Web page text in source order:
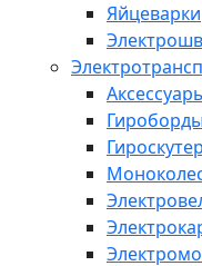
Яйцеварки
Гироборды